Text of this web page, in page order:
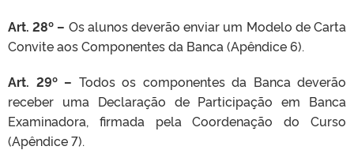
Art. 28º – Os alunos deverão enviar um Modelo de Carta
Convite aos Componentes da Banca (Apêndice 6).
Art. 29º – Todos os componentes da Banca deverão
receber uma Declaração de Participação em Banca
Examinadora, firmada pela Coordenação do Curso
(Apêndice 7).